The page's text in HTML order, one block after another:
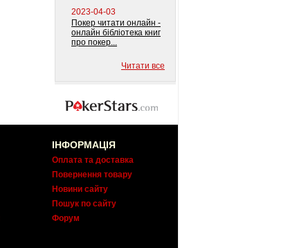
2023-04-03
Покер читати онлайн -
онлайн бібліотека книг
про покер...
Читати все
ІНФОРМАЦІЯ
Оплата та доставка
Повернення товару
Новини сайту
Пошук по сайту
Форум